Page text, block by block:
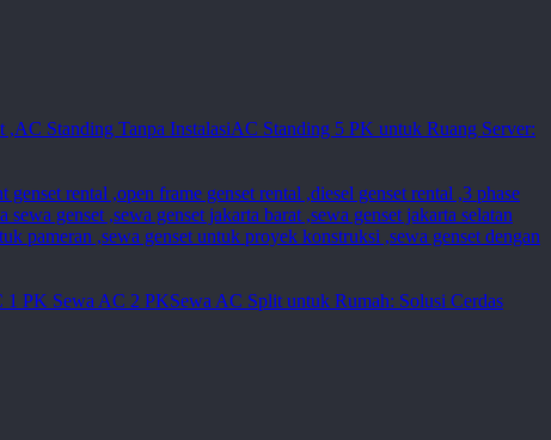
AC Standing 5 PK untuk Ruang Server:
Sewa AC Split untuk Rumah: Solusi Cerdas